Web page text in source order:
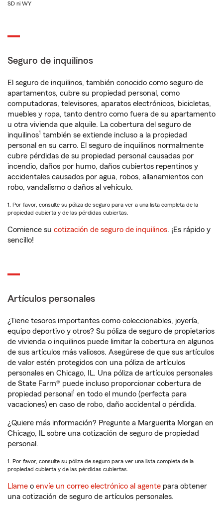
SD ni WY
Seguro de inquilinos
El seguro de inquilinos, también conocido como seguro de
apartamentos, cubre su propiedad personal, como
computadoras, televisores, aparatos electrónicos, bicicletas,
muebles y ropa, tanto dentro como fuera de su apartamento
u otra vivienda que alquile. La cobertura del seguro de
inquilinos1 también se extiende incluso a la propiedad
personal en su carro. El seguro de inquilinos normalmente
cubre pérdidas de su propiedad personal causadas por
incendio, daños por humo, daños cubiertos repentinos y
accidentales causados por agua, robos, allanamientos con
robo, vandalismo o daños al vehículo.
1. Por favor, consulte su póliza de seguro para ver a una lista completa de la
propiedad cubierta y de las pérdidas cubiertas.
Comience su cotización de seguro de inquilinos. ¡Es rápido y
sencillo!
Artículos personales
¿Tiene tesoros importantes como coleccionables, joyería,
equipo deportivo y otros? Su póliza de seguro de propietarios
de vivienda o inquilinos puede limitar la cobertura en algunos
de sus artículos más valiosos. Asegúrese de que sus artículos
de valor estén protegidos con una póliza de artículos
personales en Chicago, IL. Una póliza de artículos personales
de State Farm® puede incluso proporcionar cobertura de
propiedad personal 1 en todo el mundo (perfecta para
vacaciones) en caso de robo, daño accidental o pérdida.
¿Quiere más información? Pregunte a Marguerita Morgan en
Chicago, IL sobre una cotización de seguro de propiedad
personal.
1. Por favor, consulte su póliza de seguro para ver una lista completa de la
propiedad cubierta y de las pérdidas cubiertas.
Llame o envíe un correo electrónico al agente para obtener
una cotización de seguro de artículos personales.